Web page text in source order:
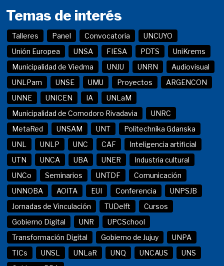
Temas de interés
Talleres Panel Convocatoria
UNCUYO
Unión Europea
UNSA FIESA PDTS
UniKrems
Municipalidad de Viedma
UNJU UNRN
Audiovisual
UNLPam
UNSE UMU Proyectos
ARGENCON
UNNE
UNICEN IA
UNLaM
Municipalidad de Comodoro Rivadavia
UNRC
MetaRed
UNSAM UNT
Politechnika Gdanska
UNL
UNLP UNC CAF
Inteligencia artificial
UTN
UNCA UBA UNER
Industria cultural
UNCo
Seminarios UNTDF
Comunicación
UNNOBA
AOITA EUI Conferencia
UNPSJB
Jornadas de Vinculación
TUDelft
Cursos
Gobierno Digital
UNR
UPCSchool
Transformación Digital
Gobierno de Jujuy
UNPA
TICs
UNSL UNLaR UNQ UNCAUS
UNS